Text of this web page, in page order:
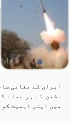
دشمن کے ہر حملے
میں اپنی اہمیت کو